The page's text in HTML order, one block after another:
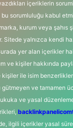
içeriklerin
sorumluluğu kabul
kurum veya şahıs
Sitede yalnızca kendi
yer alan içerikler
ve kişiler hakkında
ile isim
gütmeyen ve tamamen
ve yasal
ilgili içerikler yasal